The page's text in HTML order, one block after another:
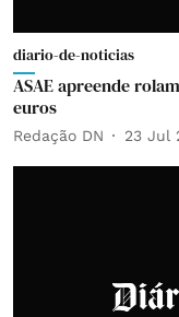
diario-de-noticias
ASAE apreende
euros
Redação DN 23 Jul